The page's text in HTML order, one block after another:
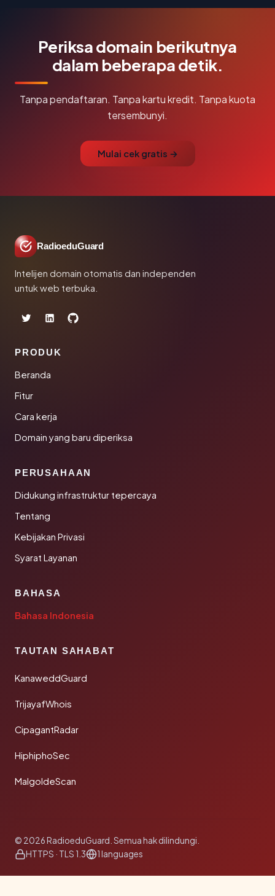
Periksa domain berikutnya
dalam beberapa detik.
Tanpa pendaftaran. Tanpa kartu kredit. Tanpa kuota
tersembunyi.
Mulai cek gratis →
RadioeduGuard
Intelijen domain otomatis dan independen
untuk web terbuka.
PRODUK
Beranda
Fitur
Cara kerja
Domain yang baru diperiksa
PERUSAHAAN
Didukung infrastruktur tepercaya
Tentang
Kebijakan Privasi
Syarat Layanan
BAHASA
Bahasa Indonesia
TAUTAN SAHABAT
KanaweddGuard
TrijayafWhois
CipagantRadar
HiphiphoSec
MalgoldeScan
© 2026 RadioeduGuard. Semua hak dilindungi.
HTTPS · TLS 1.3
1 languages